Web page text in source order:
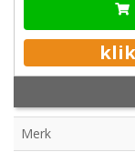
Merk